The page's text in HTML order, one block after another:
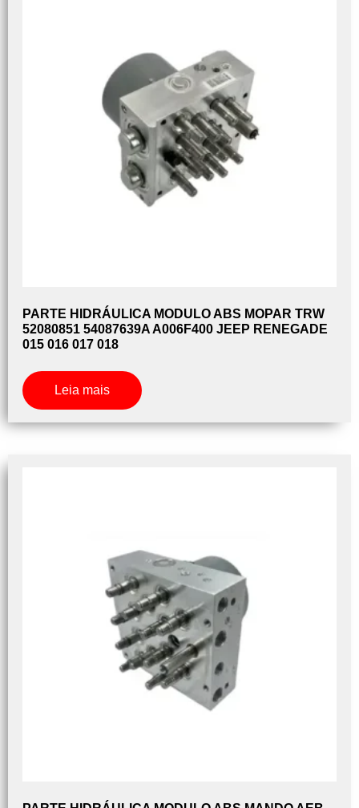
PARTE HIDRÁULICA MODULO ABS MOPAR TRW
52080851 54087639A A006F400 JEEP RENEGADE
015 016 017 018
Leia mais